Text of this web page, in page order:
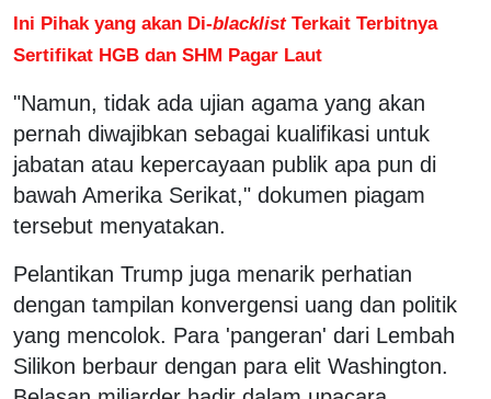
Ini Pihak yang akan Di-blacklistTerkait Terbitnya
Sertifikat HGB dan SHM Pagar Laut
"Namun, tidak ada ujian agama yang akan
pernah diwajibkan sebagai kualifikasi untuk
jabatan atau kepercayaan publik apa pun di
bawah Amerika Serikat," dokumen piagam
tersebut menyatakan.
Pelantikan Trump juga menarik perhatian
dengan tampilan konvergensi uang dan politik
yang mencolok. Para 'pangeran' dari Lembah
Silikon berbaur dengan para elit Washington.